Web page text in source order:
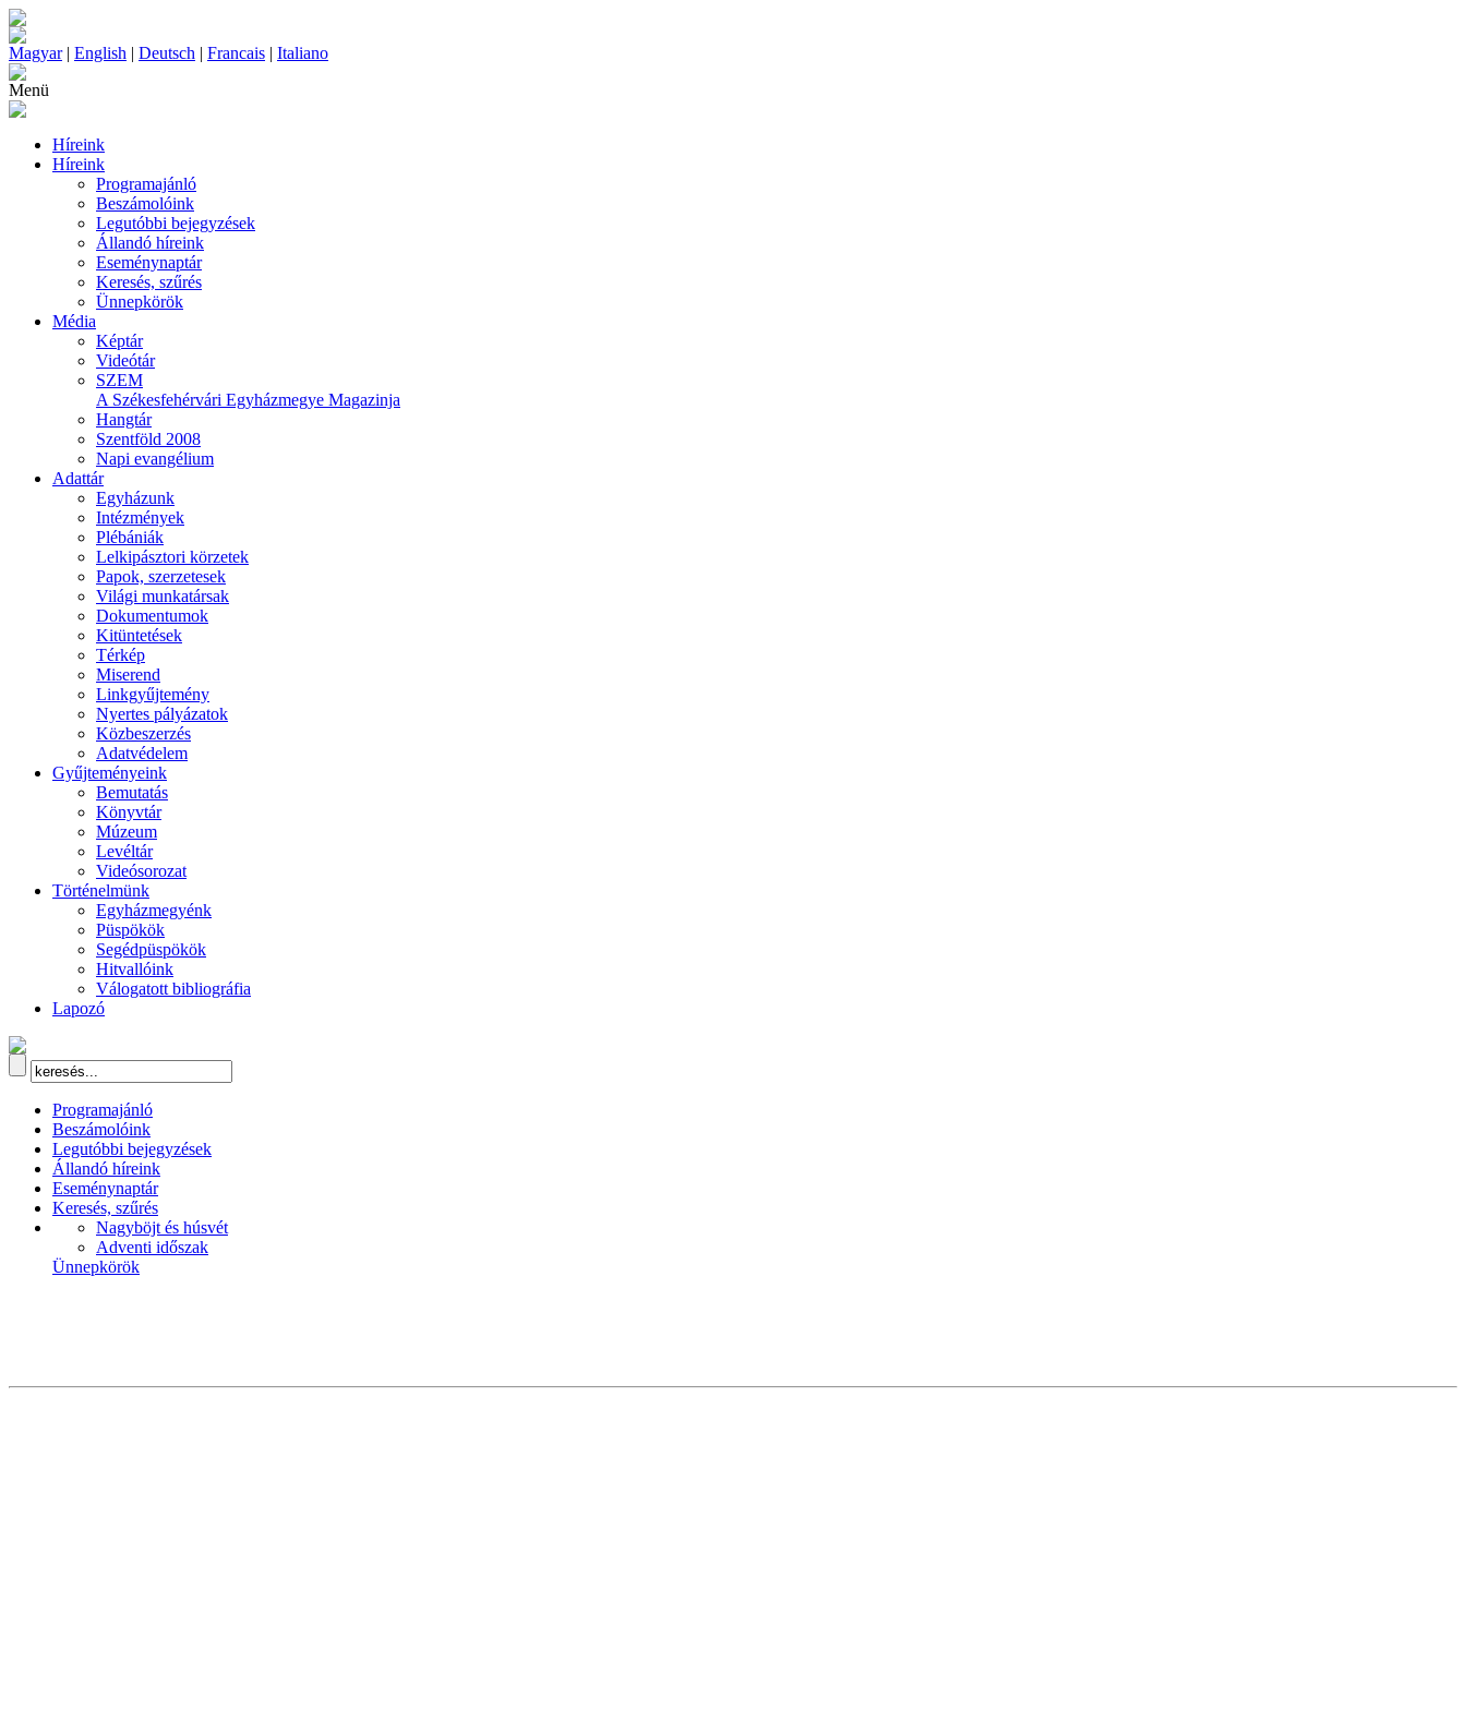
Magyar| English | Deutsch | Francais | Italiano
Menü
Híreink
Híreink
Programajánló
Beszámolóink
Legutóbbi bejegyzések
Állandó híreink
Eseménynaptár
Keresés, szűrés
Ünnepkörök
Média
Képtár
Videótár
SZEM
A Székesfehérvári Egyházmegye Magazinja
Hangtár
Szentföld 2008
Napi evangélium
Adattár
Egyházunk
Intézmények
Plébániák
Lelkipásztori körzetek
Papok, szerzetesek
Világi munkatársak
Dokumentumok
Kitüntetések
Térkép
Miserend
Linkgyűjtemény
Nyertes pályázatok
Közbeszerzés
Adatvédelem
Gyűjteményeink
Bemutatás
Könyvtár
Múzeum
Levéltár
Videósorozat
Történelmünk
Egyházmegyénk
Püspökök
Segédpüspökök
Hitvallóink
Válogatott bibliográfia
Lapozó
Programajánló
Beszámolóink
Legutóbbi bejegyzések
Állandó híreink
Eseménynaptár
Keresés, szűrés
Nagyböjt és húsvét
Adventi időszak
Ünnepkörök